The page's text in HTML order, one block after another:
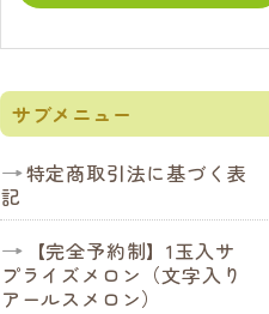
サブメニュー
特定商取引法に基づく表
記
【完全予約制】1玉入サ
プライズメロン（文字入り
アールスメロン）